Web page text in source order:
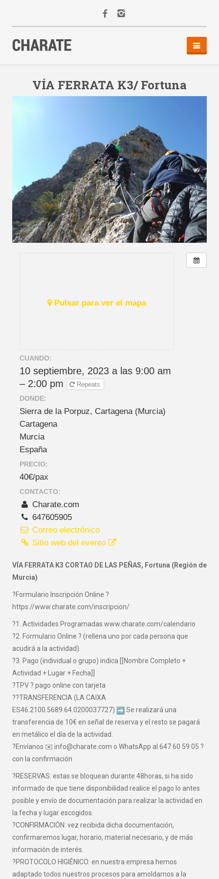
AGENDA
ACTIVIDADES
VÍA FERRATA K3/ Fortuna
Pulsar para ver el mapa
CUANDO:
10 septiembre, 2023 a las 9:00 am
– 2:00 pm
Repeats
DONDE:
Sierra de la Porpuz, Cartagena (Murcia)
Cartagena
Murcia
España
PRECIO:
40€/pax
CONTACTO:
Charate.com
647605905
Correo electrónico
Sitio web del evento
VÍA FERRATA K3 CORTAO DE LAS PEÑAS, Fortuna (Región de
Murcia)
?Formulario Inscripción Online ?
https://www.charate.com/inscripcion/
?1. Actividades Programadas www.charate.com/calendario
?2. Formulario Online ? (rellena uno por cada persona que
acudirá a la actividad)
?3. Pago (individual o grupo) indica [[Nombre Completo +
Actividad + Lugar + Fecha]]
?TPV ? pago online con tarjeta
??TRANSFERENCIA (LA CAIXA
ES46.2100.5689.64.0200037727)
Se realizará una
transferencia de 10€ en señal de reserva y el resto se pagará
en metálico el día de la actividad.
?Envíanos ✉️ info@charate.com o WhatsApp al 647 60 59 05 ?
con la confirmación
?RESERVAS: estas se bloquean durante 48horas, si ha sido
informado de que tiene disponibilidad realice el pago lo antes
posible y envío de documentación para realizar la actividad en
la fecha y lugar escogidos.
?CONFIRMACIÓN: vez recibida dicha documentación,
confirmaremos lugar, horario, material necesario, y de más
información de interés.
?PROTOCOLO HIGIÉNICO: en nuestra empresa hemos
adaptado todos nuestros procesos para amoldarnos a la